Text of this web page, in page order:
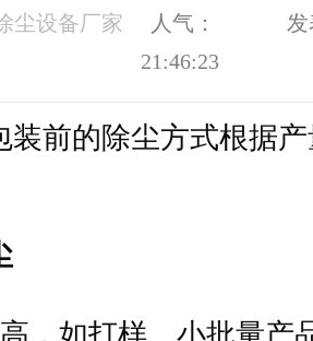
尘设备厂家 人气：
发
21:46:23
装前的除尘方式根据
如打样、小批量产